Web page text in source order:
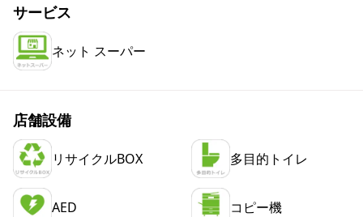
サービス
ネット スーパー
店舗設備
リサイクルBOX 多目的トイレ
AED コピー機